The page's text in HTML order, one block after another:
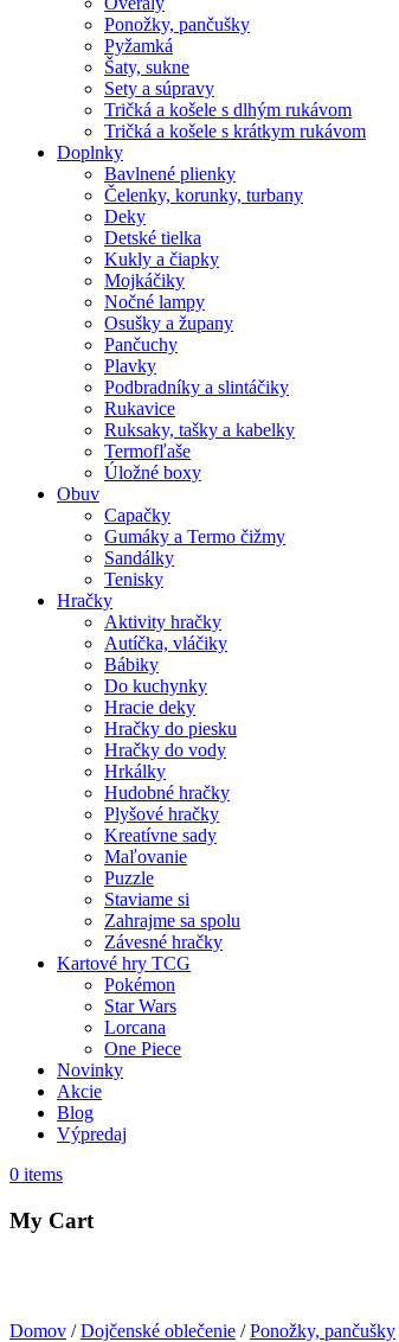
Ponožky, pančušky
Pyžamká
Šaty, sukne
Sety a súpravy
Tričká a košele s dlhým rukávom
Tričká a košele s krátkym rukávom
Doplnky
Bavlnené plienky
Čelenky, korunky, turbany
Deky
Detské tielka
Kukly a čiapky
Mojkáčiky
Nočné lampy
Osušky a župany
Pančuchy
Plavky
Podbradníky a slintáčiky
Rukavice
Ruksaky, tašky a kabelky
Termofľaše
Úložné boxy
Obuv
Capačky
Gumáky a Termo čižmy
Sandálky
Tenisky
Hračky
Aktivity hračky
Autíčka, vláčiky
Bábiky
Do kuchynky
Hracie deky
Hračky do piesku
Hračky do vody
Hrkálky
Hudobné hračky
Plyšové hračky
Kreatívne sady
Maľovanie
Puzzle
Staviame si
Zahrajme sa spolu
Závesné hračky
Kartové hry TCG
Pokémon
Star Wars
Lorcana
One Piece
Novinky
Akcie
Blog
Výpredaj
0 items
My Cart
Domov /Dojčenské oblečenie /Ponožky, pančušky